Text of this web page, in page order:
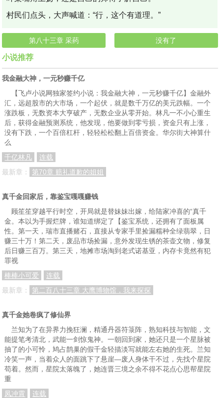
村民们点头，大声喊道：“行，这个有道理。”
第八十三章 采药 没有了
小说推荐
我金融大神，一元秒赚千亿
【飞卢小说网独家签约小说：我金融大神，一元秒赚千亿】金融外
汇，远超股市的大市场，一个起伏，就是数千万亿的美元跌幅。一个
涨跌板，无数资本大亨破产，无数企业从零开始。林凡一不小心重生
后，获得金融预测系统，他发现，他要做到零亏损，资金只有上涨，
没有下跌，一个百倍杠杆，轻轻松松翻上百倍资金。华尔街大神算什
么
千亿林凡
连载
最新章：
第70章 赔礼道歉的姐姐
真千金回家后，靠鉴宝嘎嘎赚钱
顾笙笙穿越平行时空，开局就是替妹妹出嫁，给陆家冲喜的“真千
金。本以为手握烂牌，谁知道绑定了【鉴宝系统，还拥有了面板属
性。第一天，瑞市直播赌石，直接从专家手里捡漏糯种全绿翡翠，日
赚三十万！第二天，废品市场捡漏，意外发现生锈的茶壶文物，修复
后日赚三百万。第三天，地摊市场淘到老式诺基亚，内存卡竟然有犯
罪视
棒棒小可爱
连载
最新章：
第二百八十三章 大鹰博物馆，我来探探
真千金她卷疯了修仙界
兰知为了在异界力挽狂澜，精通丹器符箓阵，熟知科技与智能，文
能提笔考清北，武能一剑惊鬼神。一朝回到家，她还只是一个星脉被
抽了的小可怜，鸠占鹊巢的假千金轻描淡写就能左右她的生死。兰知
冷笑一声，当着众人的面跳下了悬崖—废人身体干不过，先找个星院
苟着。然而，星院太落魄了，她连晋三境之余不得不花点心思帮星院
重
凤冲霄
连载